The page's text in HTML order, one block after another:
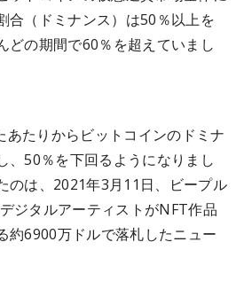
合（ドミナンス）は50％以上を
どの期間で60％を超えていまし
あたりからビットコインのドミナ
、50％を下回るようになりまし
のは、2021年3月11日、ビープル
ジタルアーティストがNFT作品
約6900万ドルで落札したニュー